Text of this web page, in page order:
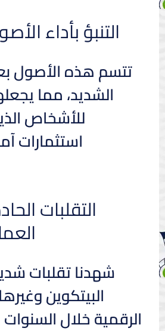
التنبؤ بأداء
تتسم هذه الأصول
الشديد، مما
للأشخاص
استثمارات
التقلبات
شهدنا تقلبات
البيتكوين
الرقمية خلال السنوات